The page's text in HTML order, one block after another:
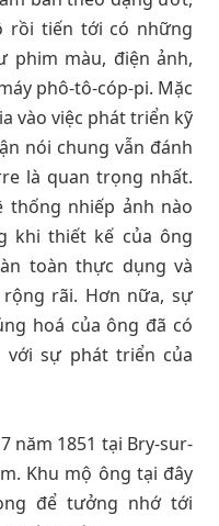
rồi tiến tới có những
phim màu, điện ảnh,
phô-tô-cóp-pi. Mặc
vào việc phát triển kỹ
nói chung vẫn đánh
là quan trọng nhất.
thống nhiếp ảnh nào
khi thiết kế của ông
toàn thực dụng và
rãi. Hơn nữa, sự
hoá của ông đã có
sự phát triển của
năm 1851 tại Bry-sur-
Khu mộ ông tại đây
để tưởng nhớ tới